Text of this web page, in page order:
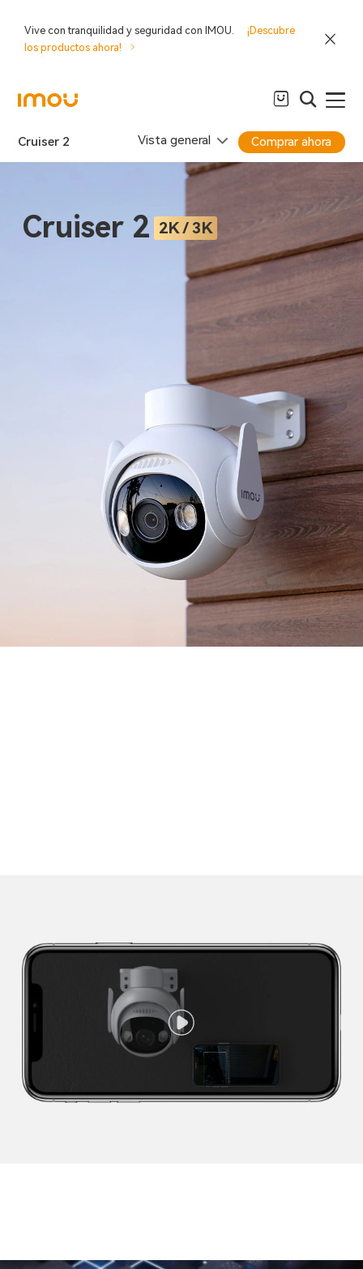
Vive con tranquilidad y seguridad con IMOU.
¡Descubre
los productos ahora!
Cruiser 2 Vista general Comprar ahora
Cruiser 2 2K / 3K